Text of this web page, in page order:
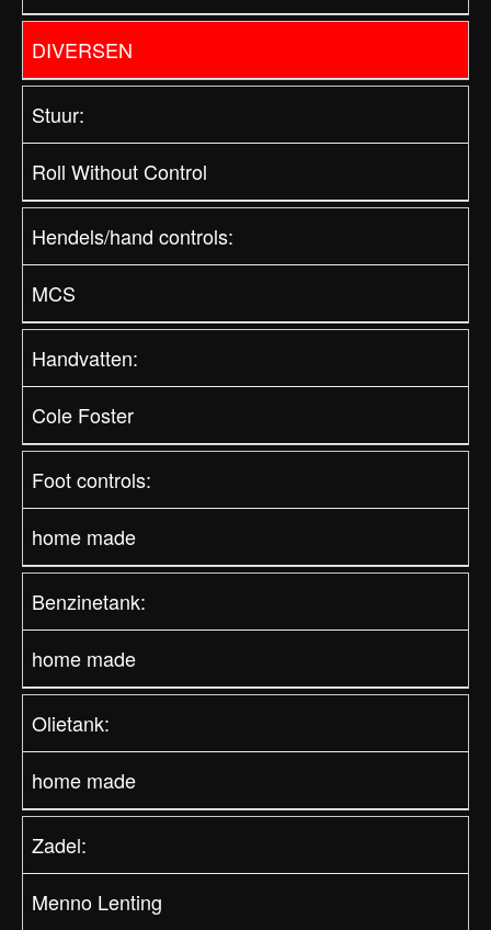
DIVERSEN
Stuur:
Roll Without Control
Hendels/hand controls:
MCS
Handvatten:
Cole Foster
Foot controls:
home made
Benzinetank:
home made
Olietank:
home made
Zadel:
Menno Lenting